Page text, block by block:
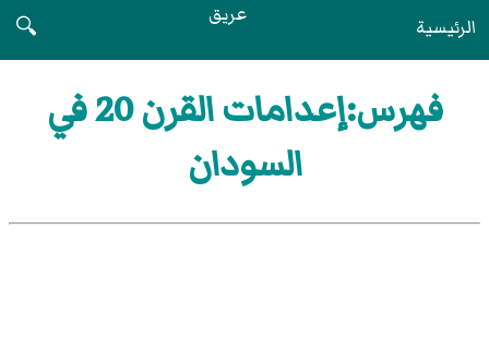
الرئيسية عريق
🔍
فهرس:إعدامات القرن 20 في
السودان